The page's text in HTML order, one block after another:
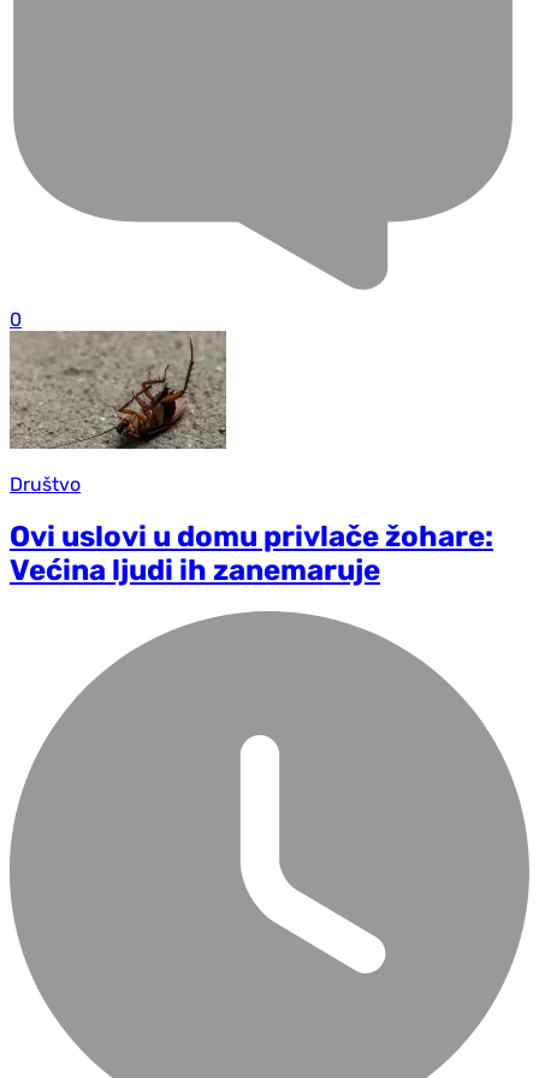
0
Društvo
Ovi uslovi u domu privlače žohare:
Većina ljudi ih zanemaruje